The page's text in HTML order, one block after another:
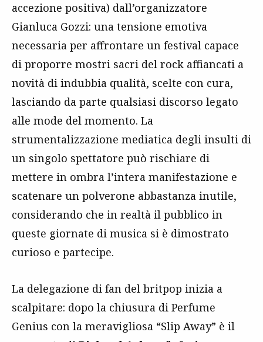
accezione positiva) dall’organizzatore
Gianluca Gozzi: una tensione emotiva
necessaria per affrontare un festival capace
di proporre mostri sacri del rock affiancati a
novità di indubbia qualità, scelte con cura,
lasciando da parte qualsiasi discorso legato
alle mode del momento. La
strumentalizzazione mediatica degli insulti di
un singolo spettatore può rischiare di
mettere in ombra l’intera manifestazione e
scatenare un polverone abbastanza inutile,
considerando che in realtà il pubblico in
queste giornate di musica si è dimostrato
curioso e partecipe.
La delegazione di fan del britpop inizia a
scalpitare: dopo la chiusura di Perfume
Genius con la meravigliosa “Slip Away” è il